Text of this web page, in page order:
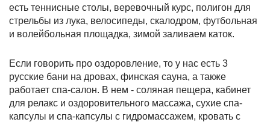
есть теннисные столы, веревочный курс, полигон для
стрельбы из лука, велосипеды, скалодром, футбольная
и волейбольная площадка, зимой заливаем каток.
Если говорить про оздоровление, то у нас есть 3
русские бани на дровах, финская сауна, а также
работает спа-салон. В нем - соляная пещера, кабинет
для релакс и оздоровительного массажа, сухие спа-
капсулы и спа-капсулы с гидромассажем, кровать с